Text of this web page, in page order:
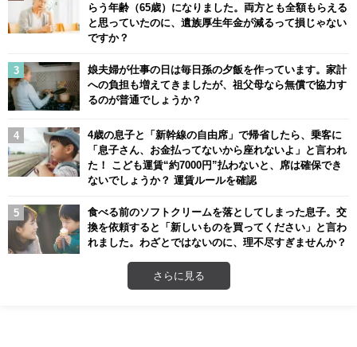
らう年齢（65歳）になりました。両方とも全額もらえる
と思っていたのに、遺族厚生年金が減るって損じゃない
ですか？
娘夫婦が仕事の日は毎日孫の夕飯を作っています。家計
への負担も増えてきましたが、祖父母なら無償で協力す
るのが普通でしょうか？
4歳の息子と「新幹線の自由席」で帰省したら、乗客に
「息子さん、お金払ってないから座れないよ」と言われ
た！ こども運賃“約7000円”払わないと、席は確保でき
ないでしょうか？ 運賃ルールを確認
食べる前のソフトクリームを落としてしまった息子。交
換を依頼すると「新しいものを買ってください」と言わ
れました。わざとではないのに、理不尽すぎませんか？
さらに見る